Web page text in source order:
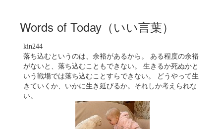
Words of Today（いい言葉）
kin244
落ち込むというのは、余裕があるから。 ある程度の余裕
がないと、落ち込むこともできない。 生きるか死ぬかと
いう戦場では落ち込むことすらできない。 どうやって生
きていくか、いかに生き延びるか。それしか考えられな
い。